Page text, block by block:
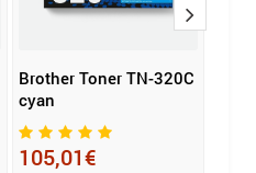
Brother Toner TN-320C
cyan
105,01€